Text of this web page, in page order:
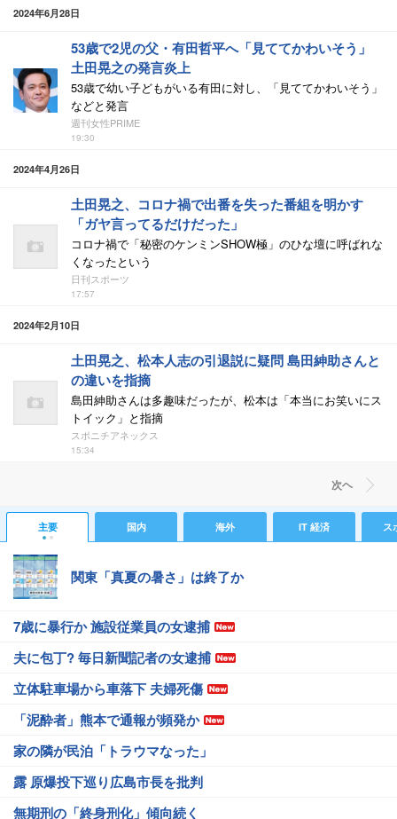
2024年6月28日
53歳で2児の父・有田哲平へ「見ててかわいそう」
土田晃之の発言炎上
53歳で幼い子どもがいる有田に対し、「見ててかわいそう」
などと発言
週刊女性PRIME
19:30
2024年4月26日
土田晃之、コロナ禍で出番を失った番組を明かす
「ガヤ言ってるだけだった」
コロナ禍で「秘密のケンミンSHOW極」のひな壇に呼ばれな
くなったという
日刊スポーツ
17:57
2024年2月10日
土田晃之、松本人志の引退説に疑問 島田紳助さんと
の違いを指摘
島田紳助さんは多趣味だったが、松本は「本当にお笑いにス
トイック」と指摘
スポニチアネックス
15:34
次ヘ
主要 国内 海外 IT 経済 ス
関東「真夏の暑さ」は終了か
7歳に暴行か 施設従業員の女逮捕
夫に包丁? 毎日新聞記者の女逮捕
立体駐車場から車落下 夫婦死傷
「泥酔者」熊本で通報が頻発か
家の隣が民泊「トラウマなった」
露 原爆投下巡り広島市長を批判
無期刑の「終身刑化」傾向続く